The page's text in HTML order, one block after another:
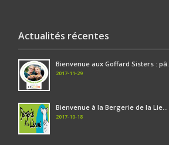
Actualités récentes
Bienvenue aux Goffard Sisters : pâ...
2017-11-29
Bienvenue à la Bergerie de la Lie...
2017-10-18